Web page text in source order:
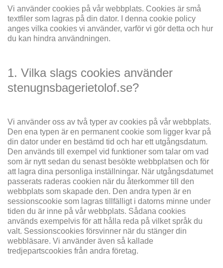
Vi använder cookies på vår webbplats. Cookies är små
textfiler som lagras på din dator. I denna cookie policy
anges vilka cookies vi använder, varför vi gör detta och hur
du kan hindra användningen.
1. Vilka slags cookies använder
stenugnsbagerietolof.se?
Vi använder oss av två typer av cookies på vår webbplats.
Den ena typen är en permanent cookie som ligger kvar på
din dator under en bestämd tid och har ett utgångsdatum.
Den används till exempel vid funktioner som talar om vad
som är nytt sedan du senast besökte webbplatsen och för
att lagra dina personliga inställningar. När utgångsdatumet
passerats raderas cookien när du återkommer till den
webbplats som skapade den. Den andra typen är en
sessionscookie som lagras tillfälligt i datorns minne under
tiden du är inne på vår webbplats. Sådana cookies
används exempelvis för att hålla reda på vilket språk du
valt. Sessionscookies försvinner när du stänger din
webbläsare. Vi använder även så kallade
tredjepartscookies från andra företag.